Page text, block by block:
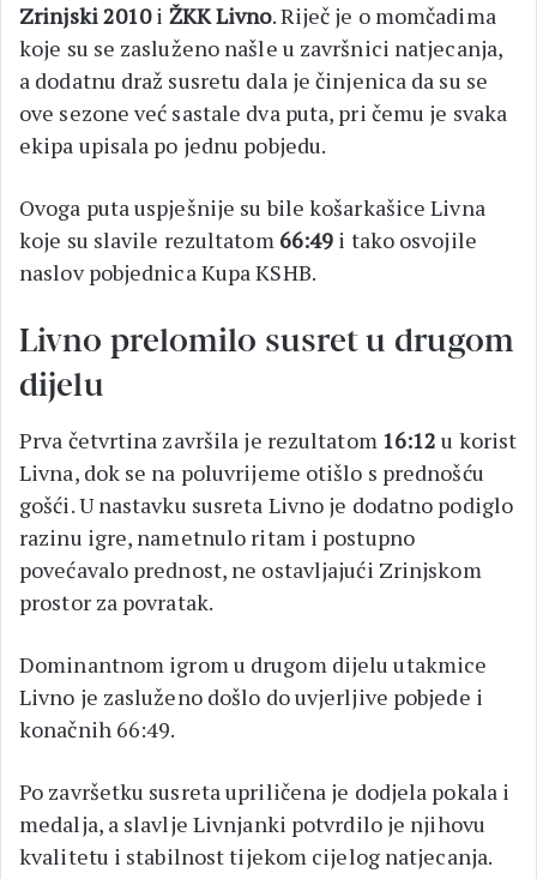
Zrinjski 2010i ŽKK Livno. Riječ je o momčadima
koje su se zasluženo našle u završnici natjecanja,
a dodatnu draž susretu dala je činjenica da su se
ove sezone već sastale dva puta, pri čemu je svaka
ekipa upisala po jednu pobjedu.
Ovoga puta uspješnije su bile košarkašice Livna
koje su slavile rezultatom 66:49 i tako osvojile
naslov pobjednica Kupa KSHB.
Livno prelomilo susret u drugom
dijelu
Prva četvrtina završila je rezultatom 16:12 u korist
Livna, dok se na poluvrijeme otišlo s prednošću
gošći. U nastavku susreta Livno je dodatno podiglo
razinu igre, nametnulo ritam i postupno
povećavalo prednost, ne ostavljajući Zrinjskom
prostor za povratak.
Dominantnom igrom u drugom dijelu utakmice
Livno je zasluženo došlo do uvjerljive pobjede i
konačnih 66:49.
Po završetku susreta upriličena je dodjela pokala i
medalja, a slavlje Livnjanki potvrdilo je njihovu
kvalitetu i stabilnost tijekom cijelog natjecanja.